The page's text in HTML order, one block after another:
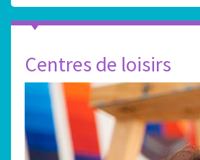
Centres de loisirs